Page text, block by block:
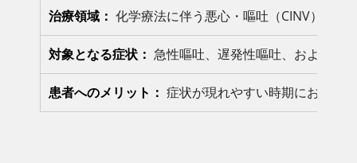
治療領域： 化学療法に伴う悪心・嘔吐（CINV）に関
対象となる症状： 急性嘔吐、遅発性嘔吐、および全
患者へのメリット： 症状が現れやすい時期において